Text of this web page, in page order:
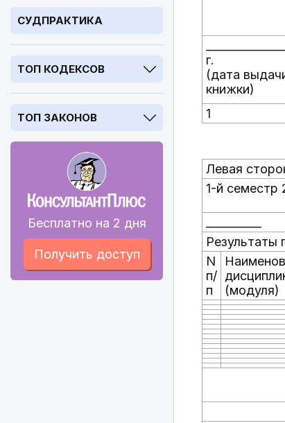
СУДПРАКТИКА
ТОП КОДЕКСОВ
ТОП ЗАКОНОВ
Бесплатно на 2 дня
Получить доступ
г.
(дата
книжки)
1
Левая
1-й семестр
Результаты
N
п/
п
(модуля)